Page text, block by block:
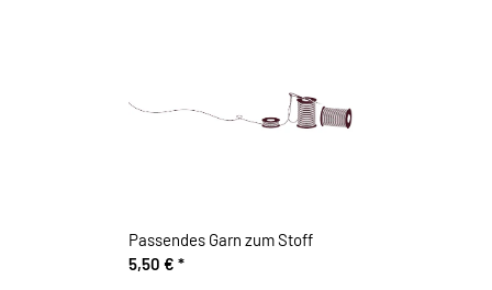
Passendes Garn zum Stoff
5,50 € *